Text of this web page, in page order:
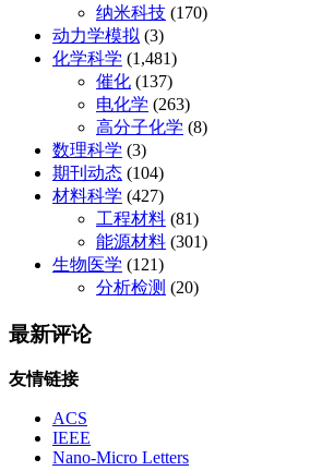
纳米科技 (170)
动力学模拟 (3)
化学科学 (1,481)
催化 (137)
电化学 (263)
高分子化学 (8)
数理科学 (3)
期刊动态 (104)
材料科学 (427)
工程材料 (81)
能源材料 (301)
生物医学 (121)
分析检测 (20)
最新评论
友情链接
ACS
IEEE
Nano-Micro Letters